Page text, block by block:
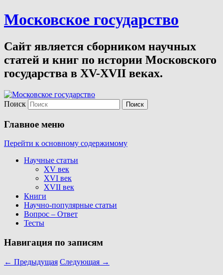
Московское государство
Сайт является сборником научных
статей и книг по истории Московского
государства в XV-XVII веках.
Поиск
Главное меню
Перейти к основному содержимому
Научные статьи
XV век
XVI век
XVII век
Книги
Научно-популярные статьи
Вопрос – Ответ
Тесты
Навигация по записям
← Предыдущая Следующая →